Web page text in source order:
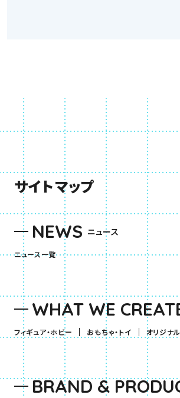
サイトマップ
NEWS ニュース
ニュース一覧
WHAT WE
フィギュア・ホビー （別ウィンドウで開きます）
おもちゃ・トイ（別ウィンドウ
オリジナ
BRAND &